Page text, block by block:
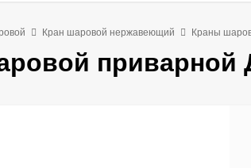
Кран шаровой нержавеющий Краны
приварной